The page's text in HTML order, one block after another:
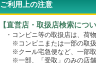
ご利用上の注意
【直営店・取扱店検索につい
・コンビニ等の取扱店は、荷
※コンビニまたは一部の取扱
※クール宅急便など、一部取
※一部、「受取」のみの店舗